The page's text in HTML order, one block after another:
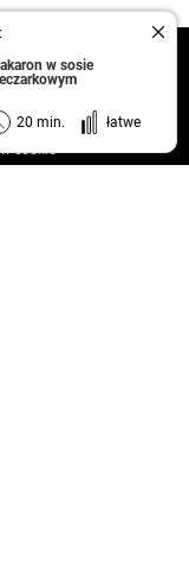
w sosie
20 min. łatwe
cookie